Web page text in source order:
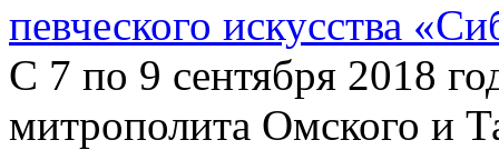
певческого искусства
С 7 по 9 сентября 2018
митрополита Омского и